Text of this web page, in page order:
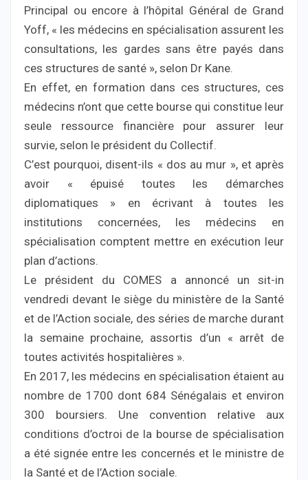
Principal ou encore à l’hôpital Général de Grand
Yoff, « les médecins en spécialisation assurent les
consultations, les gardes sans être payés dans
ces structures de santé », selon Dr Kane.
En effet, en formation dans ces structures, ces
médecins n’ont que cette bourse qui constitue leur
seule ressource financière pour assurer leur
survie, selon le président du Collectif.
C’est pourquoi, disent-ils « dos au mur », et après
avoir « épuisé toutes les démarches
diplomatiques » en écrivant à toutes les
institutions concernées, les médecins en
spécialisation comptent mettre en exécution leur
plan d’actions.
Le président du COMES a annoncé un sit-in
vendredi devant le siège du ministère de la Santé
et de l’Action sociale, des séries de marche durant
la semaine prochaine, assortis d’un « arrêt de
toutes activités hospitalières ».
En 2017, les médecins en spécialisation étaient au
nombre de 1700 dont 684 Sénégalais et environ
300 boursiers. Une convention relative aux
conditions d’octroi de la bourse de spécialisation
a été signée entre les concernés et le ministre de
la Santé et de l’Action sociale.